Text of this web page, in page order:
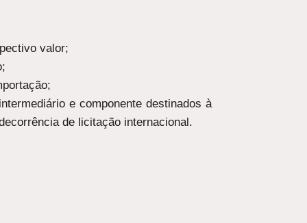
valor;
e componente destinados à
de licitação internacional.